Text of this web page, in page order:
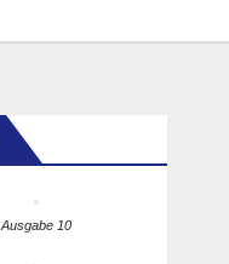
Ausgabe 10